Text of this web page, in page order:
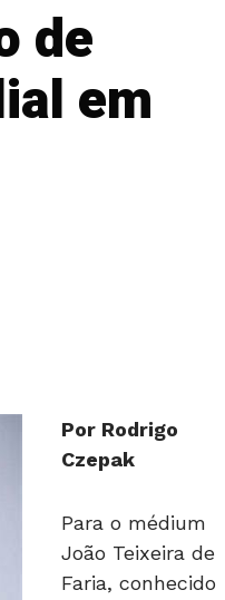
de
em
Por Rodrigo
Czepak
Para o médium
João Teixeira de
Faria, conhecido